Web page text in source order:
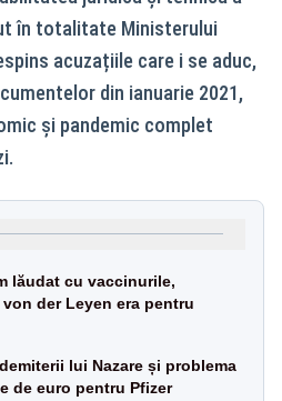
în totalitate Ministerului
acuzațiile care i se aduc,
din ianuarie 2021,
și pandemic complet
lăudat cu vaccinurile,
der Leyen era pentru
lui Nazare și problema
de euro pentru Pfizer